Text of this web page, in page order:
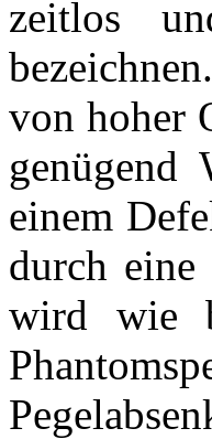
zeitlos
von hoher
genügend
einem
durch eine
wird wie